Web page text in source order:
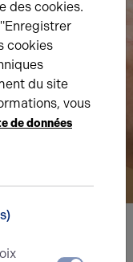
des cookies.
cookies
du site
vous
de données